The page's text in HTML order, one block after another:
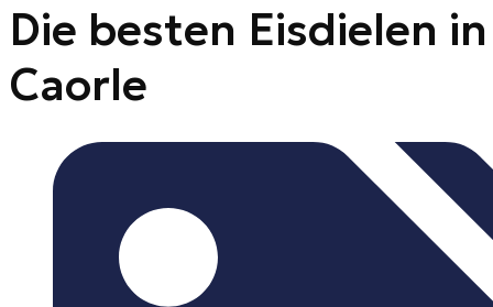
Die besten Eisdielen in
Caorle